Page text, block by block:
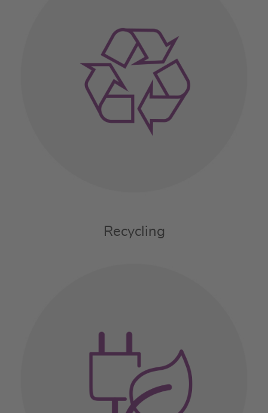
Recycling